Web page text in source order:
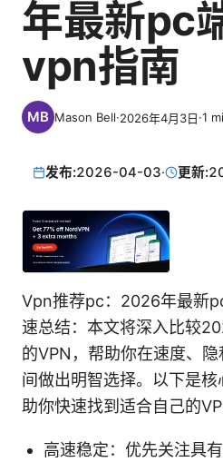
年最新pc
vpn指南
Mason Bell·2026年4月3日·1
发布:2026-04-03· 更新:
Vpn推荐pc：2026年最新
速总结：本文将深入比较
的VPN，帮助你在速度、
间做出明智选择。以下是
助你快速找到适合自己的
高速稳定：优先关注具